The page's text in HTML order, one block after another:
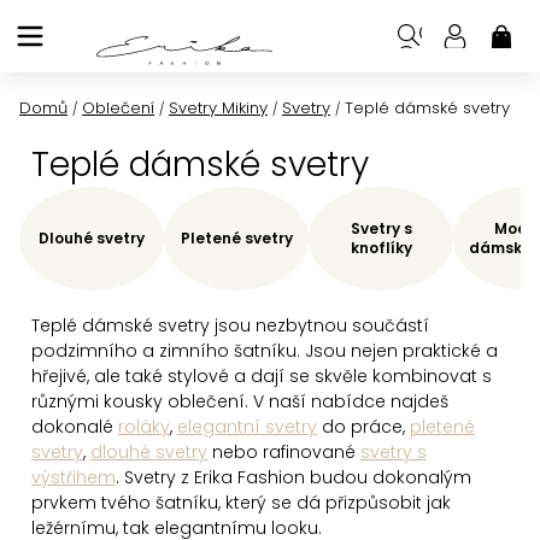
na
Domů / Oblečení / Svetry Mikiny / Svetry / Teplé dámské svetry
Teplé dámské svetry
Teplé dámské svetry jsou nezbytnou součástí
podzimního a zimního šatníku. Jsou nejen praktické a
hřejivé, ale také stylové a dají se skvěle kombinovat s
různými kousky oblečení. V naší nabídce najdeš
dokonalé roláky, elegantní svetry do práce, pletené
svetry, dlouhé svetry nebo rafinované svetry s
výstřihem. Svetry z Erika Fashion budou dokonalým
prvkem tvého šatníku, který se dá přizpůsobit jak
ležérnímu, tak elegantnímu looku.
Dlouhé svetry Pletené svetry
Svetry s
knoflíky
dámské